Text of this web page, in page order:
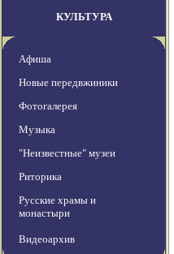
КУЛЬТУРА
Афиша
Новые передвжиники
Фотогалерея
Музыка
"Неизвестные" музеи
Риторика
Русские храмы и
монастыри
Видеоархив